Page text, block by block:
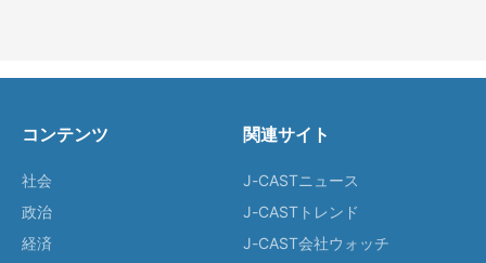
コンテンツ
社会
政治
経済
関連サイト
J-CASTニュース
J-CASTトレンド
J-CAST会社ウォッチ